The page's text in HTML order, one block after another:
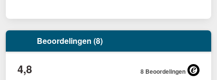
Beoordelingen (8)
4,8 8 Beoordelingen